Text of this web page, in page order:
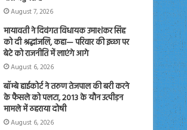
August 7, 2026
मायावती ने दिवंगत विधायक उमाशंकर सिंह
को दी श्रद्धांजलि, कहा— परिवार की इच्छा पर
बेटे को राजनीति में लाएंगे आगे
August 6, 2026
बॉम्बे हाईकोर्ट ने तरुण तेजपाल की बरी करने
के फैसले को पलटा, 2013 के यौन उत्पीड़न
मामले में ठहराया दोषी
August 6, 2026